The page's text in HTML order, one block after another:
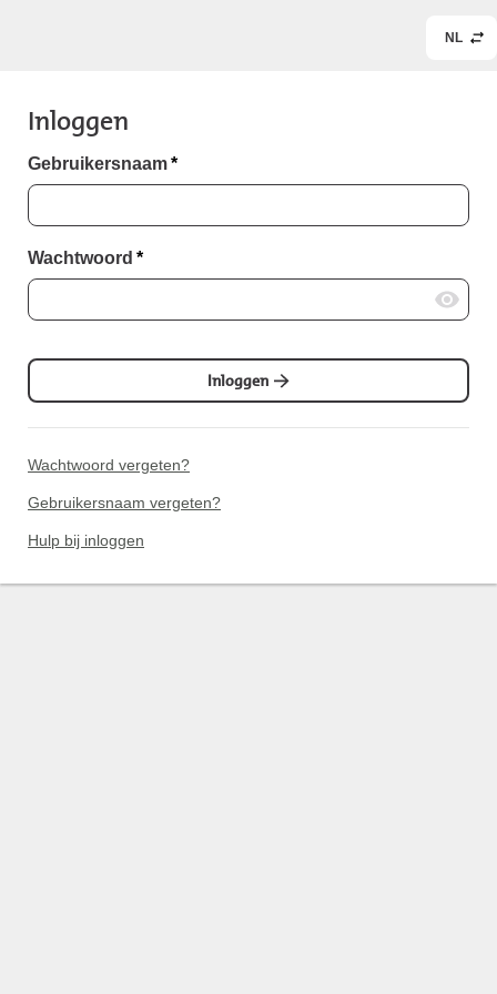
NL
Inloggen
Gebruikersnaam*
Wachtwoord *
Inloggen
Wachtwoord vergeten?
Gebruikersnaam vergeten?
Hulp bij inloggen